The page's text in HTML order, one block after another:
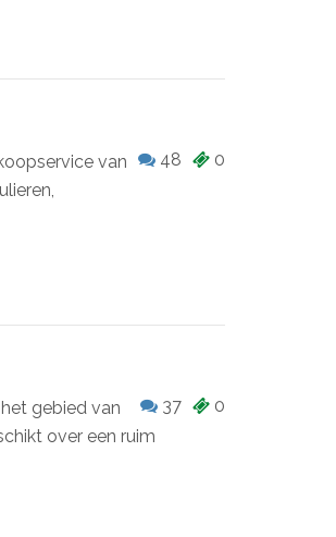
0
48
van
0
37
gebied van
over een ruim